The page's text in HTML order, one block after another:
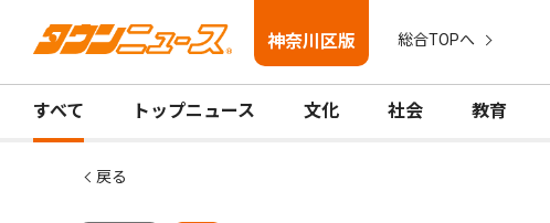
神奈川区版 総合TOPへ
すべて トップニュース 文化 社会 教育
戻る